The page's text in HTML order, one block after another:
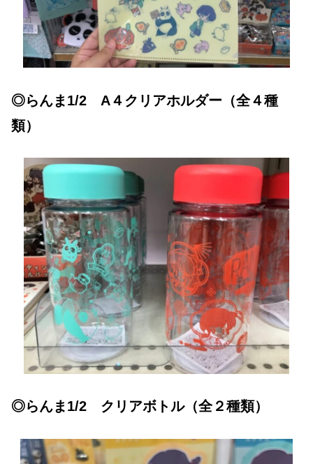
◎らんま1/2 A４クリアホルダー（全４種
類）
◎らんま1/2 クリアボトル（全２種類）